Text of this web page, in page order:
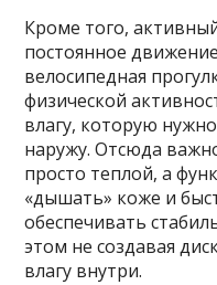
Кроме того,
постоянное
велосипедная
физической
влагу, которую
наружу. Отсюда
просто теплой, а
«дышать» коже и
обеспечивать
этом не создавая
влагу внутри.